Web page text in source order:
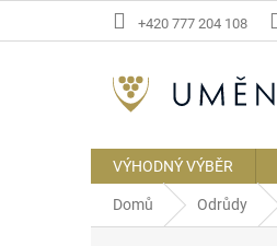
+420 777 204 108
VÝHODNÝ VÝBĚR
Domů Odrůdy